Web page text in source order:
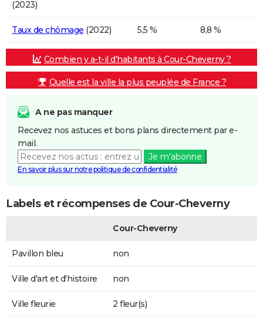
(2023)
Taux de chômage (2022) 5,5 % 8,8 %
Combien y a-t-il d'habitants à Cour-Cheverny ?
Quelle est la ville la plus peuplée de France ?
A ne pas manquer
Recevez nos astuces et bons plans directement par e-
mail.
Je m'abonne
En savoir plus sur notre politique de confidentialité
Labels et récompenses de Cour-Cheverny
Cour-Cheverny
Pavillon bleu non
Ville d'art et d'histoire non
Ville fleurie 2 fleur(s)